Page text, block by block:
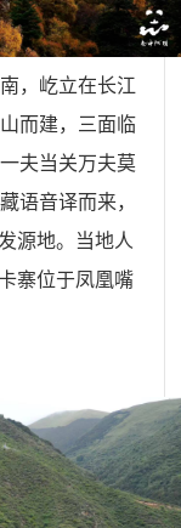
，屹立在长江
而建，三面临
夫当关万夫莫
语音译而来，
源地。当地人
寨位于凤凰嘴